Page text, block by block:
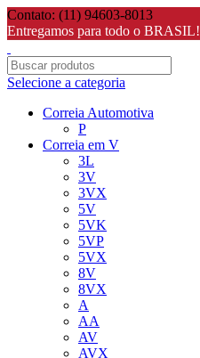
Contato: (11) 94603-8013
Entregamos para todo o BRASIL!
Selecione a categoria
Correia Automotiva
P
Correia em V
3L
3V
3VX
5V
5VK
5VP
5VX
8V
8VX
A
AA
AV
AVX